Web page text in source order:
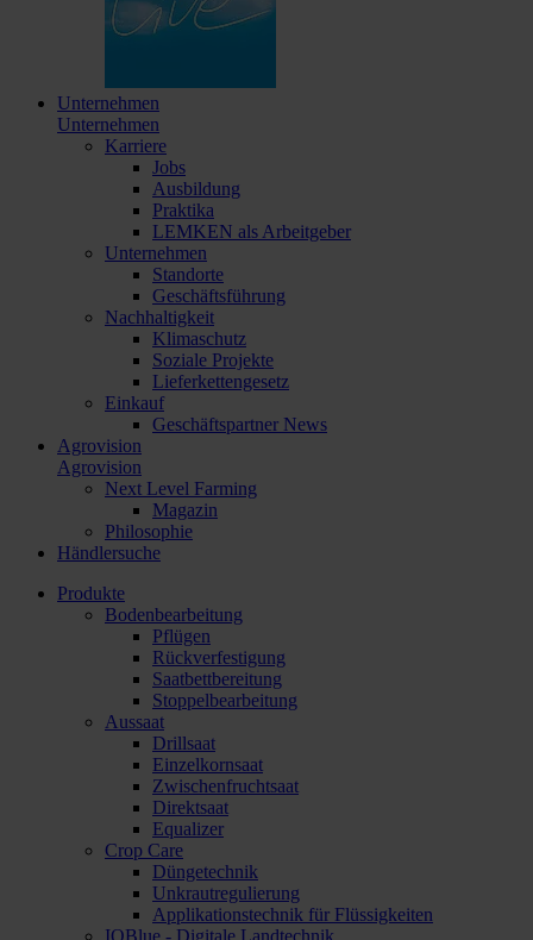
Unternehmen
Unternehmen
Karriere
Jobs
Ausbildung
Praktika
LEMKEN als Arbeitgeber
Unternehmen
Standorte
Geschäftsführung
Nachhaltigkeit
Klimaschutz
Soziale Projekte
Lieferkettengesetz
Einkauf
Geschäftspartner News
Agrovision
Agrovision
Next Level Farming
Magazin
Philosophie
Händlersuche
Produkte
Bodenbearbeitung
Pflügen
Rückverfestigung
Saatbettbereitung
Stoppelbearbeitung
Aussaat
Drillsaat
Einzelkornsaat
Zwischenfruchtsaat
Direktsaat
Equalizer
Crop Care
Düngetechnik
Unkrautregulierung
Applikationstechnik für Flüssigkeiten
IQBlue - Digitale Landtechnik